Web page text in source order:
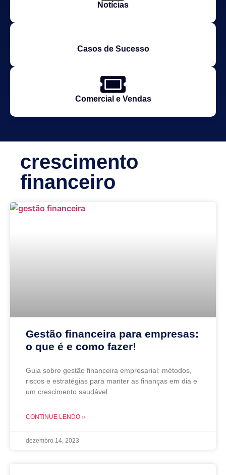
Notícias
Casos de Sucesso
Comercial e Vendas
crescimento
financeiro
Gestão financeira para empresas:
o que é e como fazer!
Guia sobre gestão financeira empresarial: métodos,
riscos e estratégias para manter as finanças em dia e
um crescimento saudável.
CONTINUE LENDO »
dezembro 14, 2023